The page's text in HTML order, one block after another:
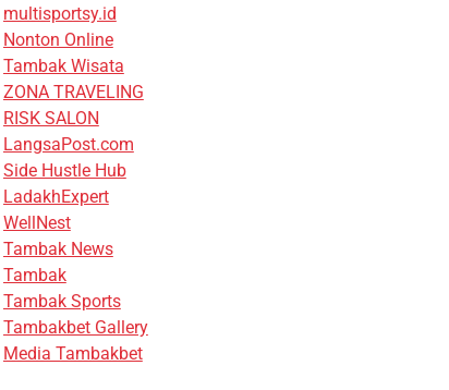
multisportsy.id
Nonton Online
Tambak Wisata
ZONA TRAVELING
RISK SALON
LangsaPost.com
Side Hustle Hub
LadakhExpert
WellNest
Tambak News
Tambak
Tambak Sports
Tambakbet Gallery
Media Tambakbet